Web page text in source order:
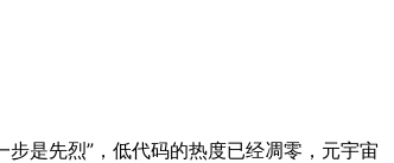
是先烈”，低代码的热度已经凋零，元宇宙